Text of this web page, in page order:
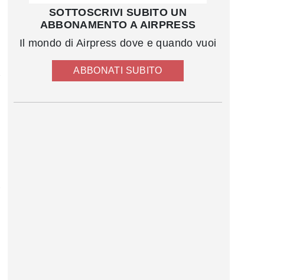
SOTTOSCRIVI SUBITO UN
ABBONAMENTO A AIRPRESS
Il mondo di Airpress dove e quando vuoi
ABBONATI SUBITO